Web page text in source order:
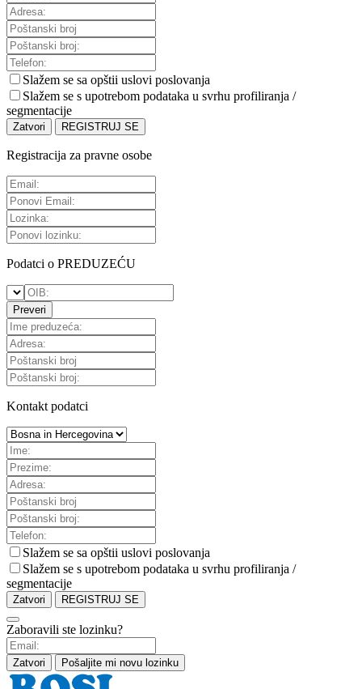
Slažem se sa opštii uslovi poslovanja
Slažem se s upotrebom podataka u svrhu profiliranja /
segmentacije
Zatvori REGISTRUJ SE
Registracija za pravne osobe
Podatci o PREDUZEĆU
Preveri
Kontakt podatci
Slažem se sa opštii uslovi poslovanja
Slažem se s upotrebom podataka u svrhu profiliranja /
segmentacije
Zatvori REGISTRUJ SE
Zaboravili ste lozinku?
Zatvori Pošaljite mi novu lozinku